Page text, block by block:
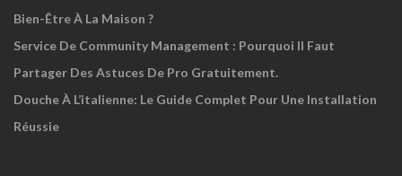
Bien-Être À La Maison ?
Service De Community Management : Pourquoi Il Faut
Partager Des Astuces De Pro Gratuitement.
Douche À L’italienne: Le Guide Complet Pour Une Installation
Réussie